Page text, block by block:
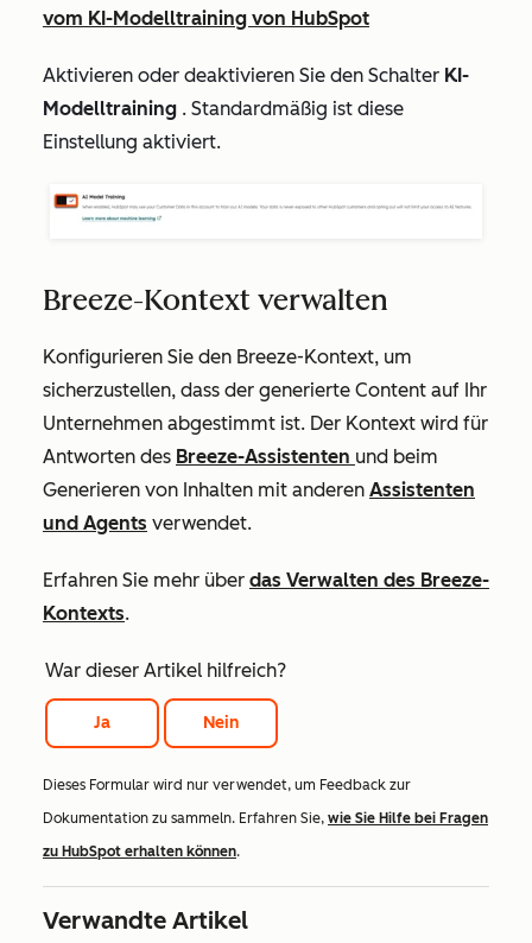
vom KI-Modelltraining von HubSpot
Aktivieren oder deaktivieren Sie den Schalter KI-
Modelltraining . Standardmäßig ist diese
Einstellung aktiviert.
Breeze-Kontext verwalten
Konfigurieren Sie den Breeze-Kontext, um
sicherzustellen, dass der generierte Content auf Ihr
Unternehmen abgestimmt ist. Der Kontext wird für
Antworten des Breeze-Assistenten und beim
Generieren von Inhalten mit anderen Assistenten
und Agents verwendet.
Erfahren Sie mehr über das Verwalten des Breeze-
Kontexts.
War dieser Artikel hilfreich?
Ja Nein
Dieses Formular wird nur verwendet, um Feedback zur
Dokumentation zu sammeln. Erfahren Sie, wie Sie Hilfe bei Fragen
zu HubSpot erhalten können.
Verwandte Artikel